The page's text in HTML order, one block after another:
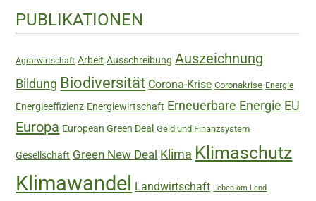
Haupt-
Sidebar
PUBLIKATIONEN
Agrarwirtschaft Arbeit Ausschreibung Auszeichnung
Bildung Biodiversität Corona-Krise Coronakrise Energie
Energieeffizienz Energiewirtschaft Erneuerbare Energie EU
Europa European Green Deal Geld und Finanzsystem
Gesellschaft Green New Deal Klima Klimaschutz
Klimawandel Landwirtschaft Leben am Land